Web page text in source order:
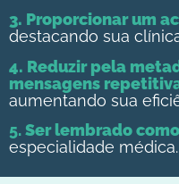
3. Proporcionar um
destacando sua
4. Reduzir pela
mensagens
aumentando sua
5.Ser lembrado
especialidade médica.